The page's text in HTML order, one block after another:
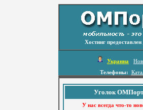
Хостинг предоставлен
Украина
Телефоны:
Уголок
У нас всегда что-то